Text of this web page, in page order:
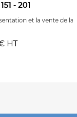
- 201
et la vente de la
HT